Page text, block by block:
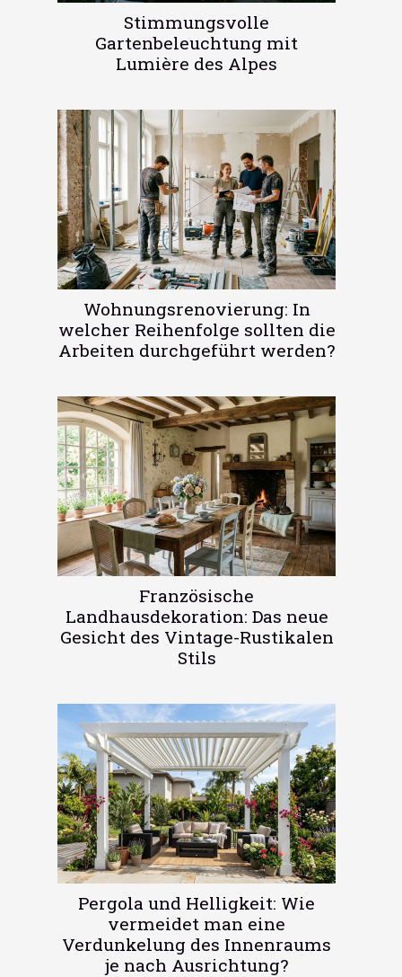
Stimmungsvolle
Gartenbeleuchtung mit
Lumière des Alpes
Wohnungsrenovierung: In
welcher Reihenfolge sollten die
Arbeiten durchgeführt werden?
Französische
Landhausdekoration: Das neue
Gesicht des Vintage-Rustikalen
Stils
Pergola und Helligkeit: Wie
vermeidet man eine
Verdunkelung des Innenraums
je nach Ausrichtung?